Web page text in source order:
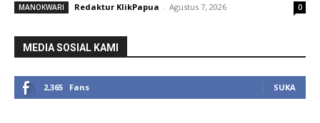
MANOKWARI Redaktur KlikPapua - Agustus 7, 2026 0
MEDIA SOSIAL KAMI
2,365 Fans SUKA